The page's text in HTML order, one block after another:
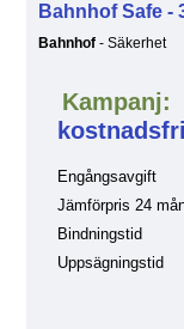
Bahnhof Safe -
Bahnhof - Säkerhet
Kampanj:
Engångsavgift
Jämförpris 24
Bindningstid
Uppsägningstid